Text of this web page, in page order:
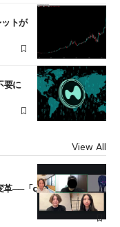
トが
要に
View All
革──「cJPY」とAIの融合